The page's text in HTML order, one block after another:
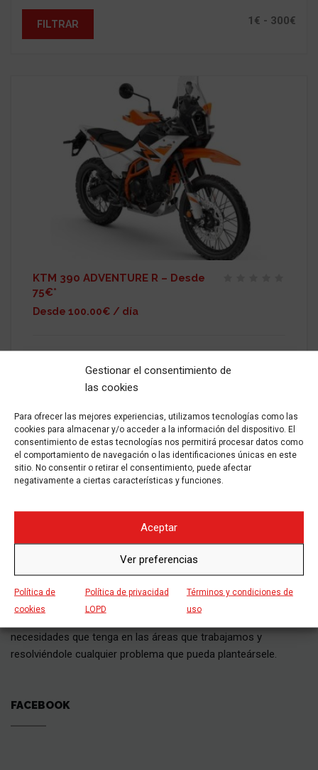
Gestionar el consentimiento de
las cookies
Para ofrecer las mejores experiencias, utilizamos tecnologías como las
cookies para almacenar y/o acceder a la información del dispositivo. El
consentimiento de estas tecnologías nos permitirá procesar datos como
el comportamiento de navegación o las identificaciones únicas en este
sitio. No consentir o retirar el consentimiento, puede afectar
negativamente a ciertas características y funciones.
Aceptar
Ver preferencias
Política de
cookies
Política de privacidad
LOPD
Términos y condiciones de
uso
FILTRAR
KTM 390 ADVENTURE R – Desde
75€*
Desde 100.00€ / día
de descuento en alquileres de 3 a 6 días Aplicamos 15% de
descuento en alquileres de 7 a 14 días Aplicamos 25% de
descuento en alquileres de
2024 Gasolina Manual - ALQUILAR
Grupo Siebla cuenta con un eficaz equipo de profesionales que
necesidades que tenga en las áreas que trabajamos y
resolviéndole cualquier problema que pueda planteársele.
FACEBOOK